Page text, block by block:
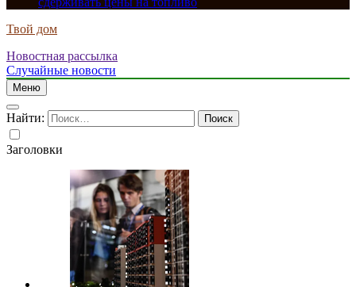
Твой дом
Новостная рассылка
Случайные новости
Меню
Найти:
Заголовки